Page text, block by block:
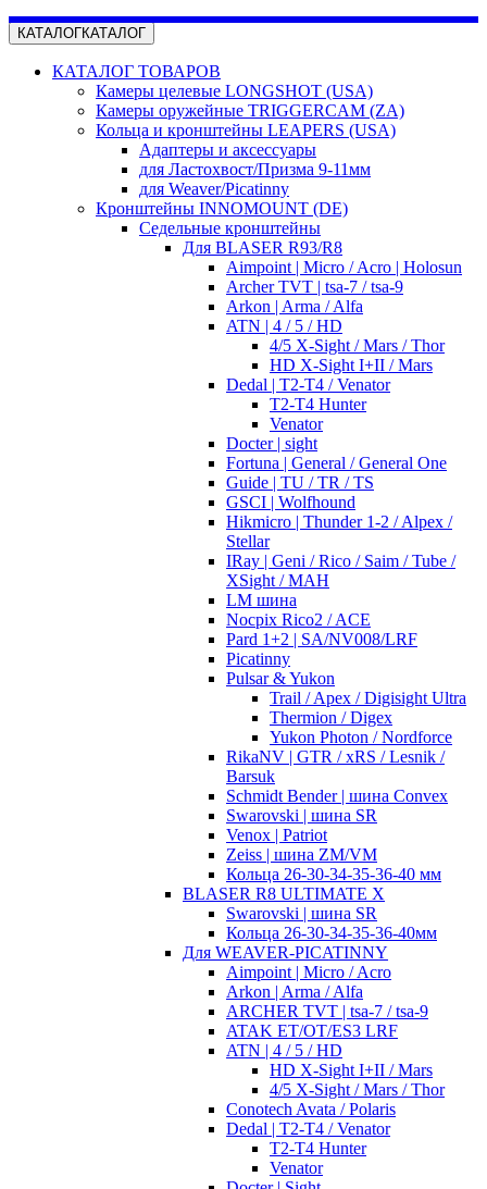
КАТАЛОГКАТАЛОГ
КАТАЛОГ ТОВАРОВ
Камеры целевые LONGSHOT (USA)
Камеры оружейные TRIGGERCAM (ZA)
Кольца и кронштейны LEAPERS (USA)
Адаптеры и аксессуары
для Ластохвост/Призма 9-11мм
для Weaver/Picatinny
Кронштейны INNOMOUNT (DE)
Седельные кронштейны
Для BLASER R93/R8
Aimpoint | Micro / Acro | Holosun
Archer TVT | tsa-7 / tsa-9
Arkon | Arma / Alfa
ATN | 4 / 5 / HD
4/5 X-Sight / Mars / Thor
HD X-Sight I+II / Mars
Dedal | T2-T4 / Venator
T2-T4 Hunter
Venator
Docter | sight
Fortuna | General / General One
Guide | TU / TR / TS
GSCI | Wolfhound
Hikmicro | Thunder 1-2 / Alpex /
Stellar
IRay | Geni / Rico / Saim / Tube /
XSight / MAH
LM шина
Nocpix Rico2 / ACE
Pard 1+2 | SA/NV008/LRF
Picatinny
Pulsar & Yukon
Trail / Apex / Digisight Ultra
Thermion / Digex
Yukon Photon / Nordforce
RikaNV | GTR / xRS / Lesnik /
Barsuk
Schmidt Bender | шина Convex
Swarovski | шина SR
Venox | Patriot
Zeiss | шина ZM/VM
Кольца 26-30-34-35-36-40 мм
BLASER R8 ULTIMATE X
Swarovski | шина SR
Кольца 26-30-34-35-36-40мм
Для WEAVER-PICATINNY
Aimpoint | Micro / Acro
Arkon | Arma / Alfa
ARCHER TVT | tsa-7 / tsa-9
ATAK ET/OT/ES3 LRF
ATN | 4 / 5 / HD
HD X-Sight I+II / Mars
4/5 X-Sight / Mars / Thor
Conotech Avata / Polaris
Dedal | T2-T4 / Venator
T2-T4 Hunter
Venator